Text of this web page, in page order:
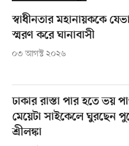
স্বাধীনতার মহানায়ককে
স্মরণ করে ঘানাবাসী
০৩ আগস্ট ২০২৬
ঢাকার রাস্তা পার হতে ভয়
মেয়েটা সাইকেলে ঘুরছেন
শ্রীলঙ্কা